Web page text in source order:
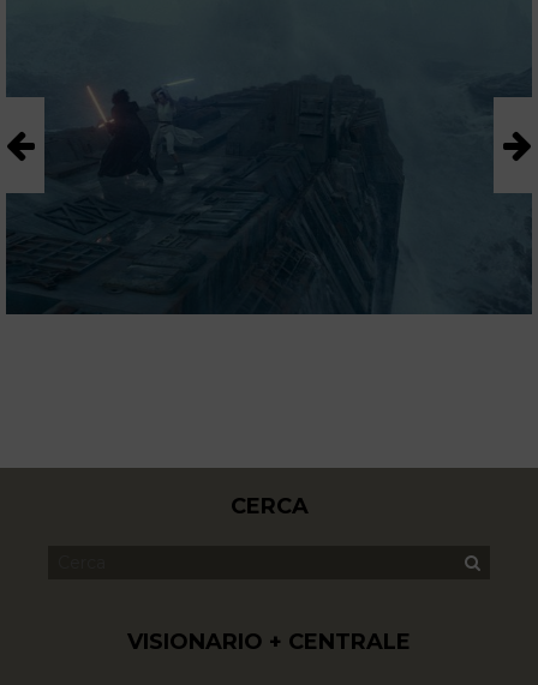
CERCA
VISIONARIO + CENTRALE